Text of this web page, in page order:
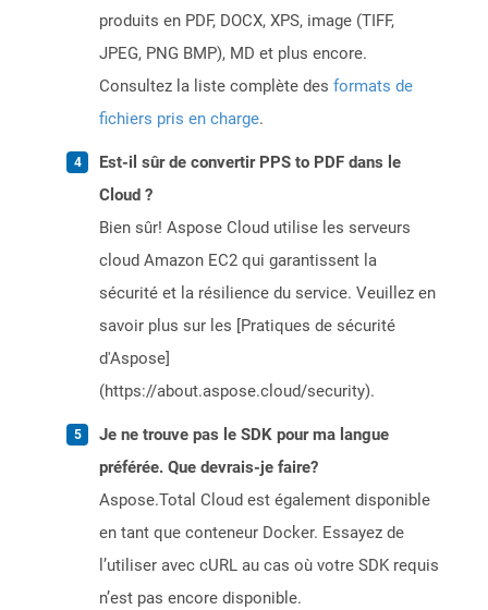
produits en PDF, DOCX, XPS, image (TIFF,
JPEG, PNG BMP), MD et plus encore.
Consultez la liste complète des formats de
fichiers pris en charge.
Est-il sûr de convertir PPS to PDF dans le
Cloud ?
Bien sûr! Aspose Cloud utilise les serveurs
cloud Amazon EC2 qui garantissent la
sécurité et la résilience du service. Veuillez en
savoir plus sur les [Pratiques de sécurité
d'Aspose]
(https://about.aspose.cloud/security).
Je ne trouve pas le SDK pour ma langue
préférée. Que devrais-je faire?
Aspose.Total Cloud est également disponible
en tant que conteneur Docker. Essayez de
l’utiliser avec cURL au cas où votre SDK requis
n’est pas encore disponible.